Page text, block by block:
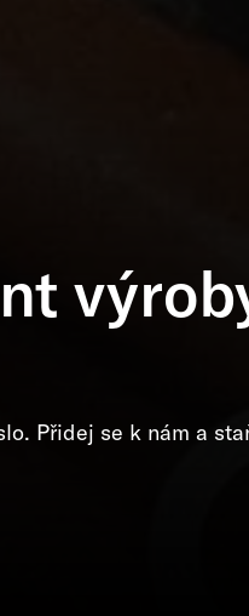
Přidej se k nám a